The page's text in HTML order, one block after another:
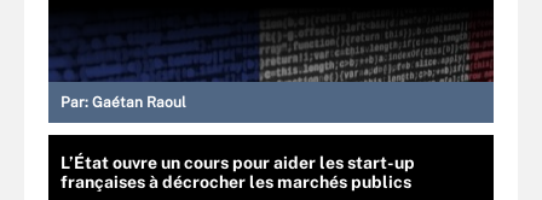
Par: Gaétan Raoul
L’État ouvre un cours pour aider les start-up
françaises à décrocher les marchés publics